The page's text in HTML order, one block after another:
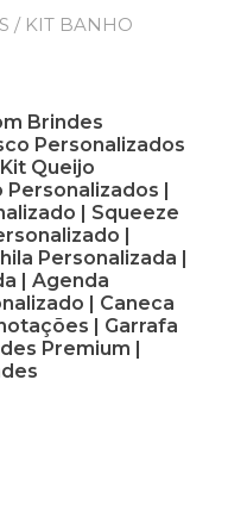
/ KIT BANHO
Brindes
Personalizados
Queijo
Personalizados |
| Squeeze
|
Personalizada |
| Agenda
| Caneca
| Garrafa
Premium |